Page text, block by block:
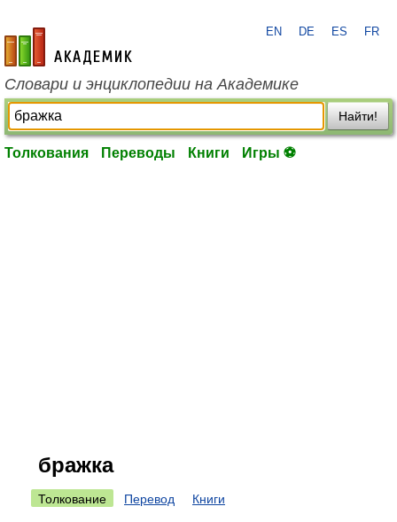
academic.ru
EN DE ES FR
Словари и энциклопедии на Академике
Найти!
Толкования Переводы Книги Игры ⚽
бражка
Толкование Перевод Книги